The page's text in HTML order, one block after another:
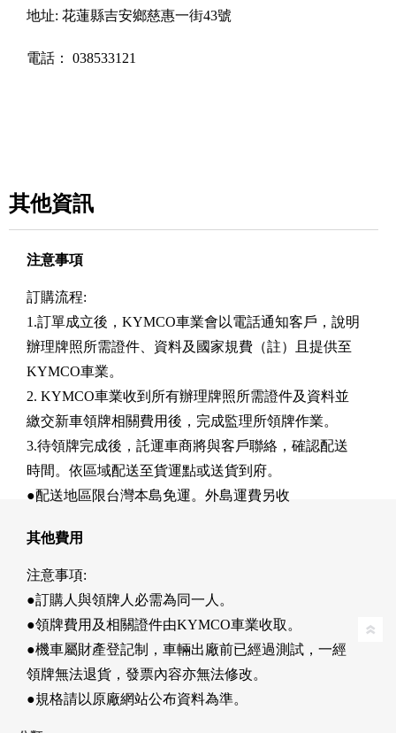
地址: 花蓮縣吉安鄉慈惠一街43號
電話： 038533121
其他資訊
注意事項
訂購流程:
1.訂單成立後，KYMCO車業會以電話通知客戶，說明
辦理牌照所需證件、資料及國家規費（註）且提供至
KYMCO車業。
2. KYMCO車業收到所有辦理牌照所需證件及資料並
繳交新車領牌相關費用後，完成監理所領牌作業。
3.待領牌完成後，託運車商將與客戶聯絡，確認配送
時間。依區域配送至貨運點或送貨到府。
●配送地區限台灣本島免運。外島運費另收
其他費用
注意事項:
●訂購人與領牌人必需為同一人。
●領牌費用及相關證件由KYMCO車業收取。
●機車屬財產登記制，車輛出廠前已經過測試，一經
領牌無法退貨，發票內容亦無法修改。
●規格請以原廠網站公布資料為準。